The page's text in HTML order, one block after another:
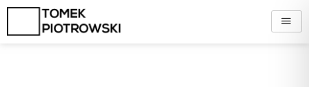
Zum
springen